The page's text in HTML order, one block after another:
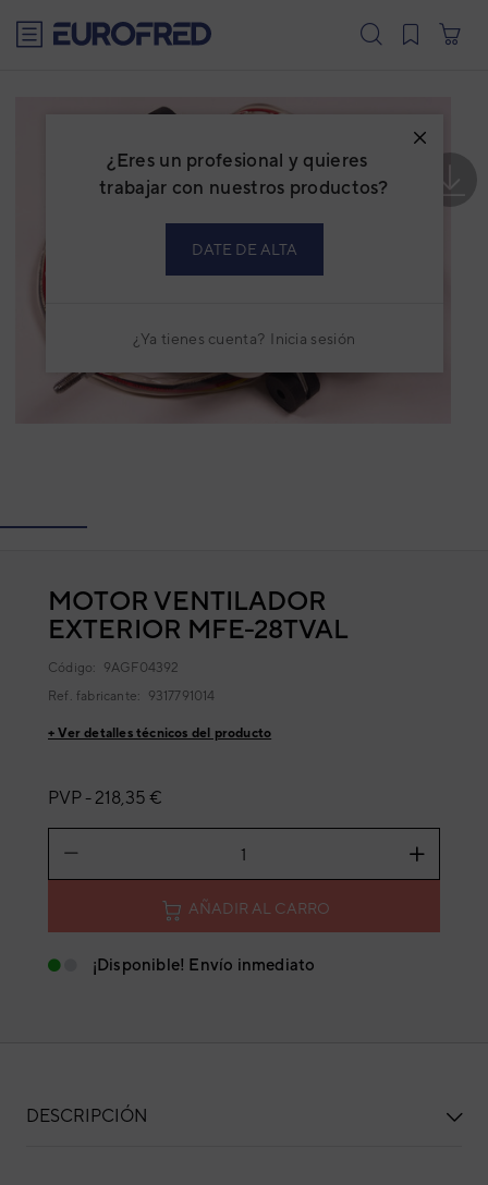
¿Eres un profesional y quieres
trabajar con nuestros productos?
DATE DE ALTA
¿Ya tienes cuenta? Inicia sesión
MOTOR VENTILADOR
EXTERIOR MFE-28TVAL
Código: 9AGF04392
Ref. fabricante: 9317791014
+ Ver detalles técnicos del producto
PVP - 218,35 €
AÑADIR AL CARRO
¡Disponible! Envío inmediato
DESCRIPCIÓN